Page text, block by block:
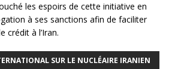
les espoirs de cette initiative en
à ses sanctions afin de faciliter
crédit à l’Iran.
SUR LE NUCLÉAIRE IRANIEN